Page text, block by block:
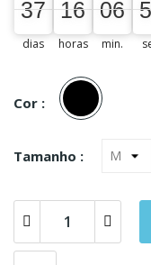
37
37
00
dias
16
16
00
horas
06
06
07
min.
Cor :
Preto
Tamanho :